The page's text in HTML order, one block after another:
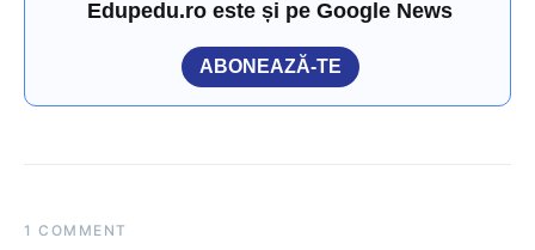
Edupedu.ro este și pe Google News
ABONEAZĂ-TE
1 COMMENT